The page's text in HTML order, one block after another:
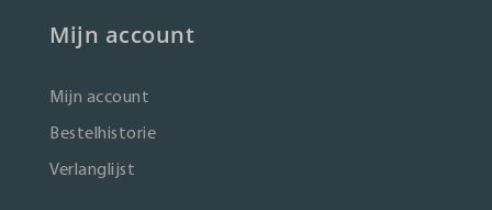
Mijn account
Mijn account
Bestelhistorie
Verlanglijst